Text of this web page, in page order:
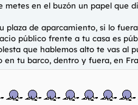
metes en el buzón un papel que
plaza de aparcamiento, si lo
público frente a tu casa es
que hablemos alto te vas al
en tu barco, dentro y fuera, en